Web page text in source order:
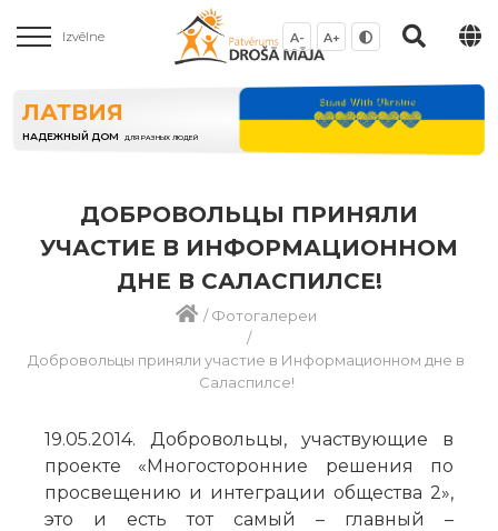
Izvēlne A- A+
ЛАТВИЯ
НАДЕЖНЫЙ ДОМ ДЛЯ РАЗНЫХ ЛЮДЕЙ
ДОБРОВОЛЬЦЫ ПРИНЯЛИ
УЧАСТИЕ В ИНФОРМАЦИОННОМ
ДНЕ В САЛАСПИЛСЕ!
/Фотогалереи
/
Добровольцы приняли участие в Информационном дне в
Саласпилсе!
19.05.2014. Добровольцы, участвующие в
проекте «Многосторонние решения по
просвещению и интеграции общества 2»,
это и есть тот самый – главный –